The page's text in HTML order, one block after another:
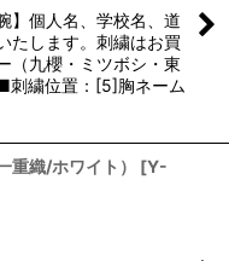
】個人名、学校名、道
たします。刺繍はお買
（九櫻・ミツボシ・東
刺繍位置：[5]胸ネーム
重織/ホワイト） [Y-